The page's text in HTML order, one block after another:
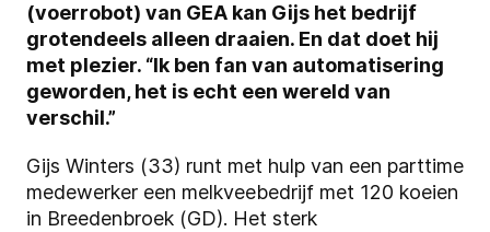
(voerrobot) van GEA kan Gijs het bedrijf
grotendeels alleen draaien. En dat doet hij
met plezier. “Ik ben fan van automatisering
geworden, het is echt een wereld van
verschil.”
Gijs Winters (33) runt met hulp van een parttime
medewerker een melkveebedrijf met 120 koeien
in Breedenbroek (GD). Het sterk